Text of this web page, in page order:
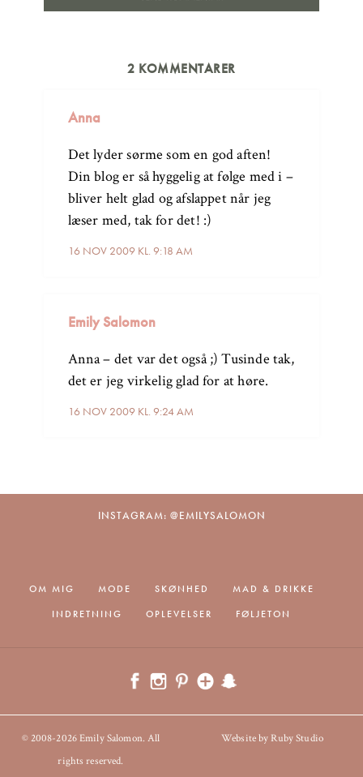
2 KOMMENTARER
Anna
16 NOV 2009 KL. 9:18 AM
Det lyder sørme som en god aften!
Din blog er så hyggelig at følge med i –
bliver helt glad og afslappet når jeg
læser med, tak for det! :)
Emily Salomon
16 NOV 2009 KL. 9:24 AM
Anna – det var det også ;) Tusinde tak,
det er jeg virkelig glad for at høre.
INSTAGRAM: @EMILYSALOMON
OM MIG MODE SKØNHED
MAD & DRIKKE
INDRETNING
OPLEVELSER FØLJETON
© 2008-2026 Emily Salomon. All
rights reserved.
Website by Ruby Studio